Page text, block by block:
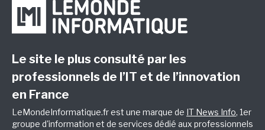
Le site le plus consulté par les
professionnels de l’IT et de l’innovation
en France
LeMondeInformatique.fr est une marque de IT News Info, 1er
groupe d'information et de services dédié aux professionnels